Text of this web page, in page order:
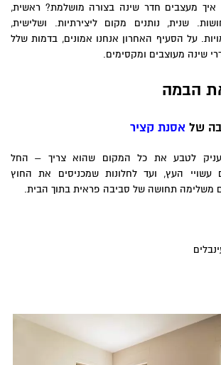
איך מעצבים חדר שינה בצורה מושלמת? ראשית,
שנית, נותנים מקום ליצירתיות. ושלישית,
על הסעיף האחרון אנחנו אמונים, בדמות שלל
שינה מעוצבים ומקסימים.
הבמה
של אסנת קציר
לטבע את כל המקום שהוא צריך – החל
עשויי העץ, ועד לחלונות שמכניסים את החוץ
משלימה תחושה של סביבה פראית בתוך הבית.